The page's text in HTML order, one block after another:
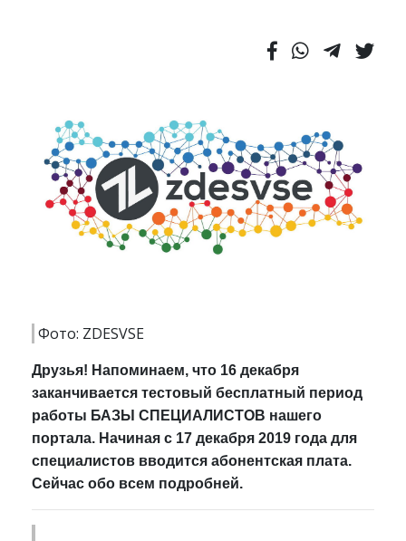
Фото: ZDESVSE
Друзья! Напоминаем, что 16 декабря
заканчивается тестовый бесплатный период
работы БАЗЫ СПЕЦИАЛИСТОВ нашего
портала. Начиная с 17 декабря 2019 года для
специалистов вводится абонентская плата.
Сейчас обо всем подробней.